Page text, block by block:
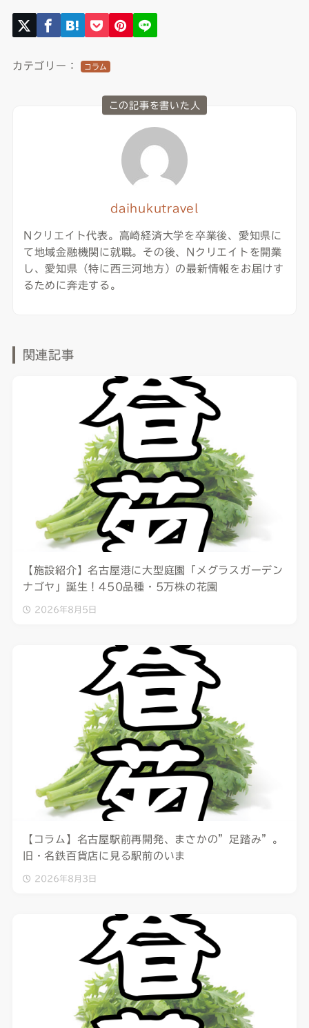
カテゴリー： コラム
この記事を書いた人
daihukutravel
Nクリエイト代表。高崎経済大学を卒業後、愛知県に
て地域金融機関に就職。その後、Nクリエイトを開業
し、愛知県（特に西三河地方）の最新情報をお届けす
るために奔走する。
関連記事
【施設紹介】名古屋港に大型庭園「メグラスガーデン
ナゴヤ」誕生！450品種・5万株の花園
2026年8月5日
【コラム】名古屋駅前再開発、まさかの”足踏み”。
旧・名鉄百貨店に見る駅前のいま
2026年8月3日